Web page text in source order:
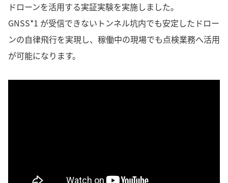
ドローンを活用する実証実験を実施しました。
GNSS*1 が受信できないトンネル坑内でも安定したドロー
ンの自律飛行を実現し、稼働中の現場でも点検業務へ活用
が可能になります。